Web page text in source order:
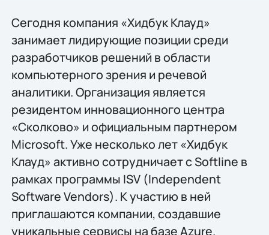
Сегодня компания «Хидбук Клауд»
занимает лидирующие позиции среди
разработчиков решений в области
компьютерного зрения и речевой
аналитики. Организация является
резидентом инновационного центра
«Сколково» и официальным партнером
Microsoft. Уже несколько лет «Хидбук
Клауд» активно сотрудничает с Softline в
рамках программы ISV (Independent
Software Vendors). К участию в ней
приглашаются компании, создавшие
уникальные сервисы на базе Azure.